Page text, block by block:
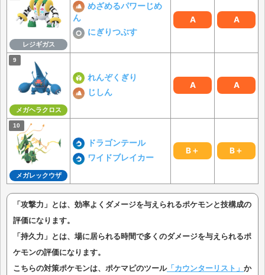
レジギガス
めざめるパワーじめ
ん
にぎりつぶす
A A
メガヘラクロス
れんぞくぎり
じしん
A A
メガレックウザ
ドラゴンテール
ワイドブレイカー
B＋ B＋
「攻撃力」とは、効率よくダメージを与えられるポケモンと技構成の
評価になります。
「持久力」とは、場に居られる時間で多くのダメージを与えられるポ
ケモンの評価になります。
こちらの対策ポケモンは、ポケマピのツール「カウンターリスト」 か